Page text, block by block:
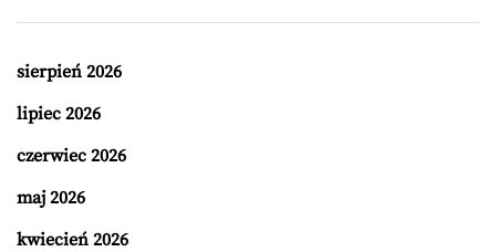
sierpień 2026
lipiec 2026
czerwiec 2026
maj 2026
kwiecień 2026